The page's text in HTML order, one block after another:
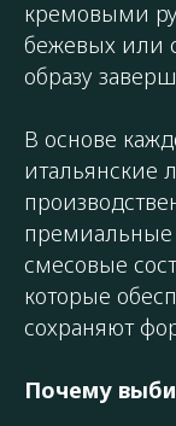
кремовыми
бежевых или
образу
В основе
итальянские
премиальные
смесовые
которые
сохраняют
Почему